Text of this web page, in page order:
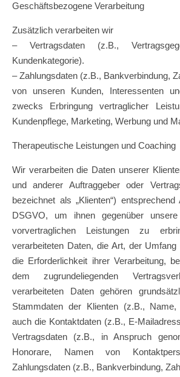
Geschäftsbezogene Verarbeitung
Zusätzlich verarbeiten wir
– Vertragsdaten (z.B.,
Kundenkategorie).
– Zahlungsdaten (z.B., Bankverbindung,
von unseren Kunden, Interessenten
zwecks Erbringung vertraglicher
Kundenpflege, Marketing, Werbung und
Therapeutische Leistungen und Coaching
Wir verarbeiten die Daten unserer
und anderer Auftraggeber oder
bezeichnet als „Klienten“)
DSGVO, um ihnen gegenüber
vorvertraglichen Leistungen zu
verarbeiteten Daten, die Art, der
die Erforderlichkeit ihrer Verarbeitung,
dem zugrundeliegenden
verarbeiteten Daten gehören
Stammdaten der Klienten (z.B.,
auch die Kontaktdaten (z.B., E-
Vertragsdaten (z.B., in Anspruch
Honorare, Namen von
Zahlungsdaten (z.B., Bankverbindung,